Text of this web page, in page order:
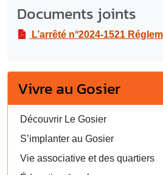
Documents joints
L’arrêté n°2024-1521 Réglementant la circulation et le stationnement la rue ESNARD, à la rue du stade Roger ZAMI,
Vivre au Gosier
Découvrir Le Gosier
S’implanter au Gosier
Vie associative et des quartiers